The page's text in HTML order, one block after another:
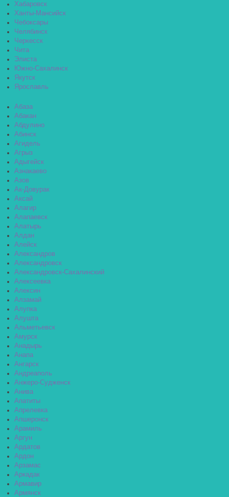
Хабаровск
Ханты-Мансийск
Чебоксары
Челябинск
Черкесск
Чита
Элиста
Южно-Сахалинск
Якутск
Ярославль
Абаза
Абакан
Абдулино
Абинск
Агидель
Агрыз
Адыгейск
Азнакаево
Азов
Ак-Довурак
Аксай
Алагир
Алапаевск
Алатырь
Алдан
Алейск
Александров
Александровск
Александровск-Сахалинский
Алексеевка
Алексин
Алзамай
Алупка
Алушта
Альметьевск
Амурск
Анадырь
Анапа
Ангарск
Андреаполь
Анжеро-Судженск
Анива
Апатиты
Апрелевка
Апшеронск
Арамиль
Аргун
Ардатов
Ардон
Арзамас
Аркадак
Армавир
Армянск